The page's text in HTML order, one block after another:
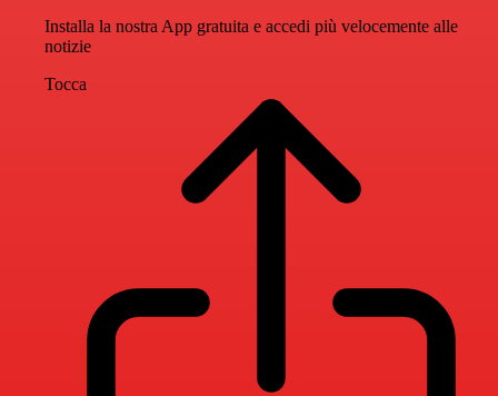
Installa la nostra App gratuita e accedi più velocemente alle
notizie
Tocca